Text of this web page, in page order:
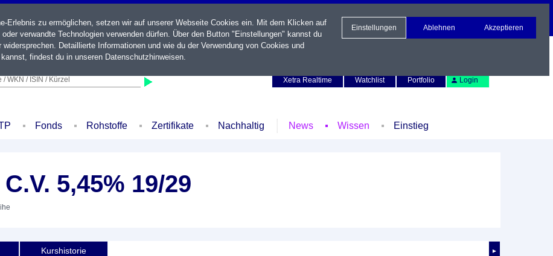
/ WKN / ISIN / Kürzel
Xetra Realtime
Watchlist Portfolio Login
Fonds Rohstoffe Zertifikate Nachhaltig News Wissen Einstieg
5,45% 19/29
►
Kurshistorie
Erlebnis zu ermöglichen, setzen wir auf unserer Webseite Cookies ein. Mit dem Klicken auf
verwandte Technologien verwenden dürfen. Über den Button "Einstellungen" kannst du
Detaillierte Informationen und wie du der Verwendung von Cookies und
findest du in unseren Datenschutzhinweisen.
Einstellungen Ablehnen Akzeptieren